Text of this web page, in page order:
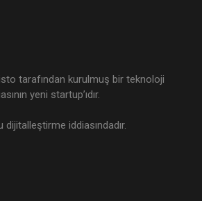
tarafından kurulmuş bir teknoloji
yeni startup’ıdır.
dijitalleştirme iddiasındadır.